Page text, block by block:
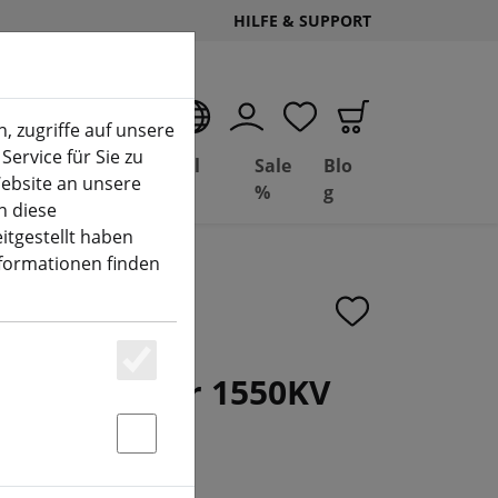
HILFE & SUPPORT
Seite)
Deal
Depot
Basil
Sale
%
Blo
g
FPV Motor 1550KV
zugriffe auf unsere
für Sie zu
an unsere
diese
haben
finden
Essenziell